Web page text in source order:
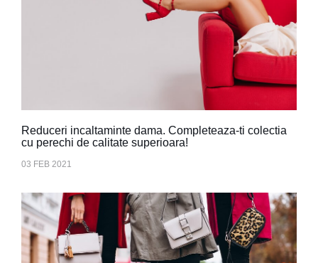
Reduceri incaltaminte dama. Completeaza-ti colectia
cu perechi de calitate superioara!
03 FEB 2021